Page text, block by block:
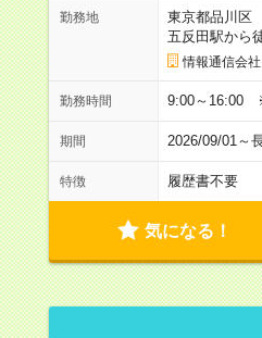
勤務地
東京都品川区
五反田駅から
情報通信会社
勤務時間 9:00～16:00 ※
期間 2026/09/01～
特徴 履歴書不要
気になる！